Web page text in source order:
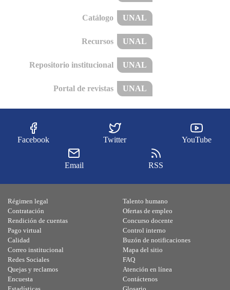
Catálogo UNAL
Recursos UNAL
Repositorio institucional UNAL
Portal de revistas UNAL
Facebook Twitter YouTube
Email RSS
Régimen legal
Contratación
Rendición de cuentas
Pago virtual
Calidad
Talento humano
Ofertas de empleo
Concurso docente
Control interno
Buzón de notificaciones
Correo institucional
Redes Sociales
Quejas y reclamos
Encuesta
Mapa del sitio
FAQ
Atención en línea
Contáctenos